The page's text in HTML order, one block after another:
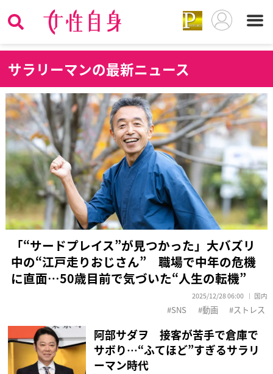
サラリーマンの最新ニュース
「“サードプレイス”が見つかった」大バズリ
中の“江戸走りおじさん” 職場で中年の危機
に直面…50歳目前で気づいた“人生の転機”
2025/12/28 06:00 国内
SNS 動画 ストレス
阿部サダヲ 接客が苦手で倉庫で
サボり…“ふてほど”すぎるサラリ
ーマン時代